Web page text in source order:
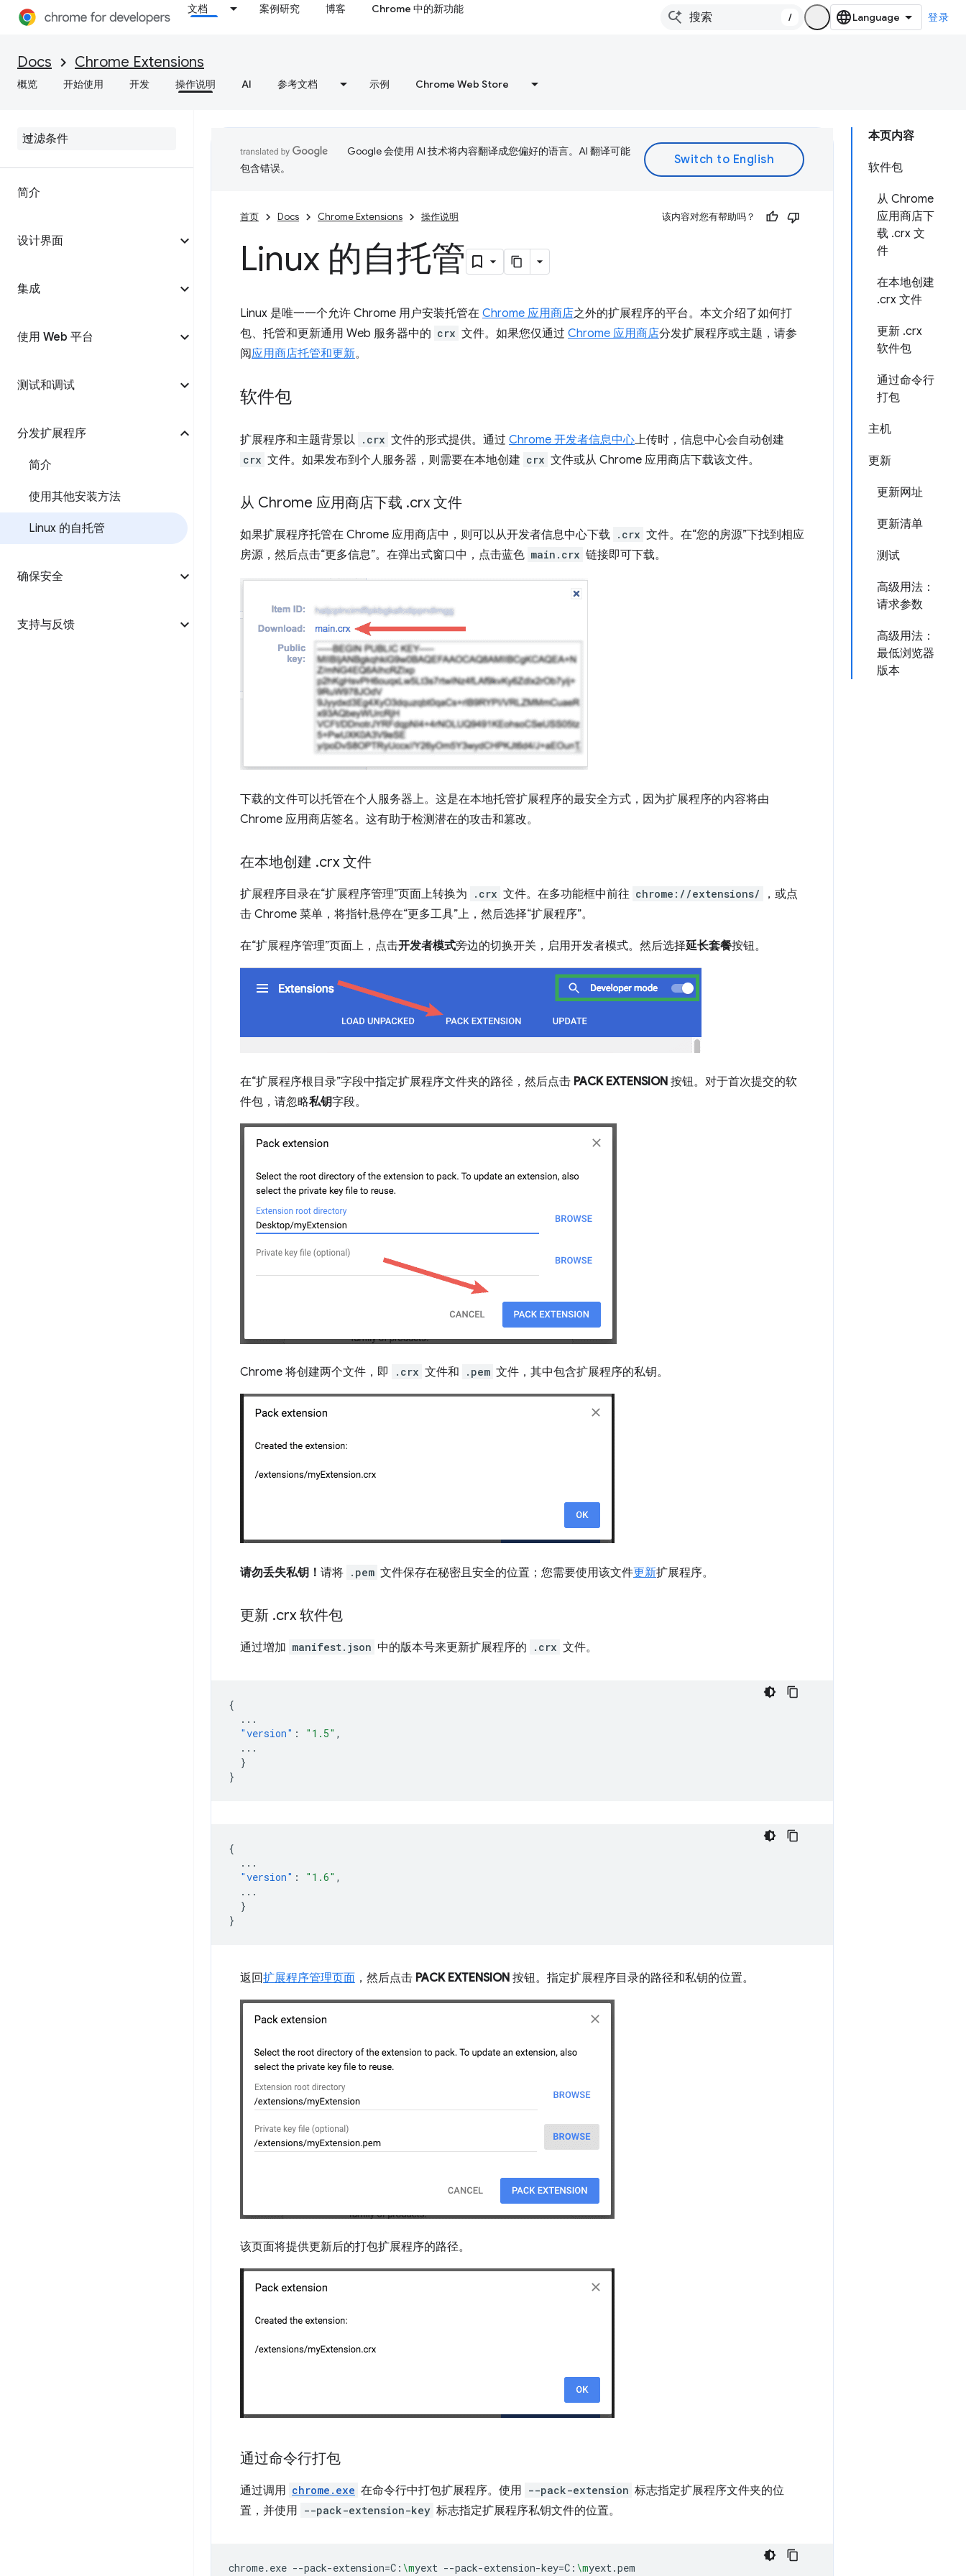
文档 案例研究 博客 Chrome 中的新功能
/ 登录
Docs Chrome Extensions
概览 开始使用 开发 操作说明 AI 参考文档 示例 Chrome Web Store
简介
设计界面
集成
使用 Web 平台
测试和调试
分发扩展程序
简介
使用其他安装方法
Linux 的自托管
确保安全
支持与反馈
本页内容
软件包
从 Chrome
应用商店下
载 .crx 文
件
在本地创建
.crx 文件
更新 .crx
软件包
通过命令行
打包
主机
更新
更新网址
更新清单
测试
高级用法：
请求参数
高级用法：
最低浏览器
版本
Google 会使用 AI 技术将内容翻译成您偏好的语言。AI 翻译可能
包含错误。
首页 Docs Chrome Extensions 操作说明 该内容对您有帮助吗？
Linux 的自托管
Linux 是唯一一个允许 Chrome 用户安装托管在 Chrome 应用商店之外的扩展程序的平台。本文介绍了如何打
包、托管和更新通用 Web 服务器中的 crx 文件。如果您仅通过 Chrome 应用商店分发扩展程序或主题，请参
阅应用商店托管和更新。
软件包
扩展程序和主题背景以 .crx 文件的形式提供。通过 Chrome 开发者信息中心上传时，信息中心会自动创建
crx 文件。如果发布到个人服务器，则需要在本地创建 crx 文件或从 Chrome 应用商店下载该文件。
从 Chrome 应用商店下载 .crx 文件
如果扩展程序托管在 Chrome 应用商店中，则可以从开发者信息中心下载 .crx 文件。在“您的房源”下找到相应
房源，然后点击“更多信息”。在弹出式窗口中，点击蓝色 main.crx 链接即可下载。
下载的文件可以托管在个人服务器上。这是在本地托管扩展程序的最安全方式，因为扩展程序的内容将由
Chrome 应用商店签名。这有助于检测潜在的攻击和篡改。
在本地创建 .crx 文件
扩展程序目录在“扩展程序管理”页面上转换为 .crx 文件。在多功能框中前往 chrome://extensions/
，或点
击 Chrome 菜单，将指针悬停在“更多工具”上，然后选择“扩展程序”。
在“扩展程序管理”页面上，点击开发者模式旁边的切换开关，启用开发者模式。然后选择延长套餐按钮。
在“扩展程序根目录”字段中指定扩展程序文件夹的路径，然后点击 PACK EXTENSION 按钮。对于首次提交的软
件包，请忽略私钥字段。
Chrome 将创建两个文件，即 .crx 文件和 .pem 文件，其中包含扩展程序的私钥。
请勿丢失私钥！ 请将 .pem 文件保存在秘密且安全的位置；您需要使用该文件更新扩展程序。
更新 .crx 软件包
通过增加 manifest.json 中的版本号来更新扩展程序的 .crx 文件。
{
...
"version" : "1.5" ,
...
}
}
{
...
"version" : "1.6" ,
...
}
}
返回扩展程序管理页面 ，然后点击 PACK EXTENSION 按钮。指定扩展程序目录的路径和私钥的位置。
该页面将提供更新后的打包扩展程序的路径。
通过命令行打包
通过调用 chrome.exe 在命令行中打包扩展程序。使用 --pack-extension 标志指定扩展程序文件夹的位
置，并使用 --pack-extension-key 标志指定扩展程序私钥文件的位置。
chrome.exe --pack-extension=C: \myext --pack-extension-key=C: \m